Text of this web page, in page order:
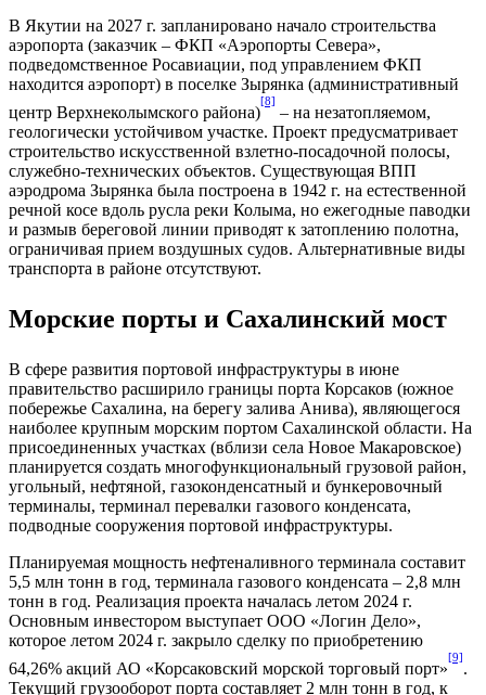
В Якутии на 2027 г. запланировано начало строительства
аэропорта (заказчик – ФКП «Аэропорты Севера»,
подведомственное Росавиации, под управлением ФКП
находится аэропорт) в поселке Зырянка (административный
центр Верхнеколымского района)
[8]
– на незатопляемом,
геологически устойчивом участке. Проект предусматривает
строительство искусственной взлетно-посадочной полосы,
служебно-технических объектов. Существующая ВПП
аэродрома Зырянка была построена в 1942 г. на естественной
речной косе вдоль русла реки Колыма, но ежегодные паводки
и размыв береговой линии приводят к затоплению полотна,
ограничивая прием воздушных судов. Альтернативные виды
транспорта в районе отсутствуют.
Морские порты и Сахалинский мост
В сфере развития портовой инфраструктуры в июне
правительство расширило границы порта Корсаков (южное
побережье Сахалина, на берегу залива Анива), являющегося
наиболее крупным морским портом Сахалинской области. На
присоединенных участках (вблизи села Новое Макаровское)
планируется создать многофункциональный грузовой район,
угольный, нефтяной, газоконденсатный и бункеровочный
терминалы, терминал перевалки газового конденсата,
подводные сооружения портовой инфраструктуры.
Планируемая мощность нефтеналивного терминала составит
5,5 млн тонн в год, терминала газового конденсата – 2,8 млн
тонн в год. Реализация проекта началась летом 2024 г.
Основным инвестором выступает ООО «Логин Дело»,
которое летом 2024 г. закрыло сделку по приобретению
64,26% акций АО «Корсаковский морской торговый порт»
[9]
.
Текущий грузооборот порта составляет 2 млн тонн в год, к